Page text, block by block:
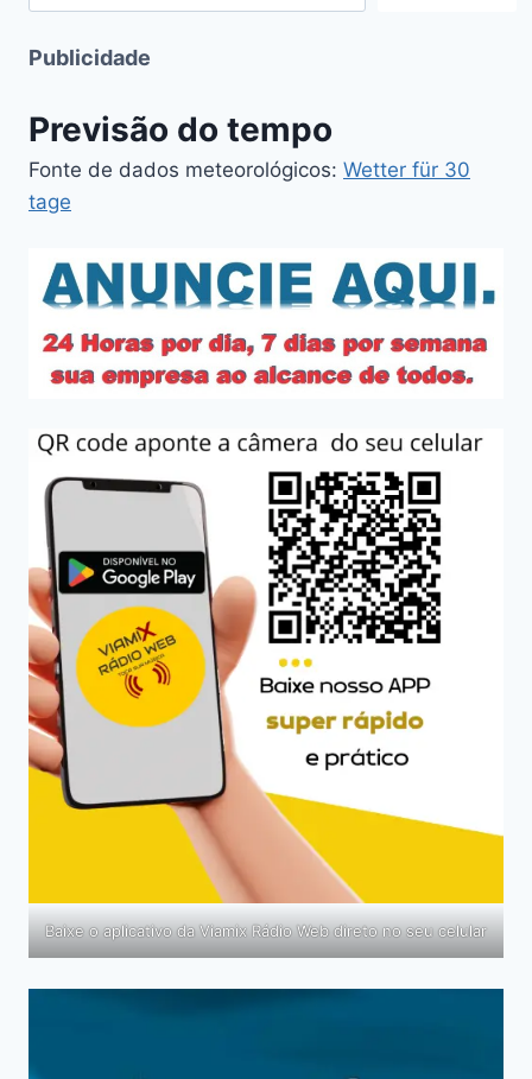
Publicidade
Previsão do tempo
Fonte de dados meteorológicos: Wetter für 30
tage
Baixe o aplicativo da Viamix Rádio Web direto no seu celular